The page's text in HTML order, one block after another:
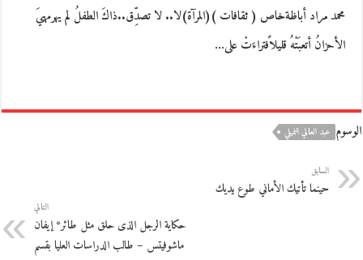
محمد مراد أباظةخاص ( ثقافات )(المرآة)لا.. لا تصدِّق..ذاكَ الطفلُ لم يهرمهيَ
الأحزانُ أتعبَتْهُ قليلاًفتراءَتْ على…
الوسوم عبد العالي النميلي
السابق
حينما تأتيك الأماني طوع يديك
التالي
حكاية الرجل الذى حلق مثل طائر* إيفان
ماشوفيتس – طالب الدراسات العليا بقسم